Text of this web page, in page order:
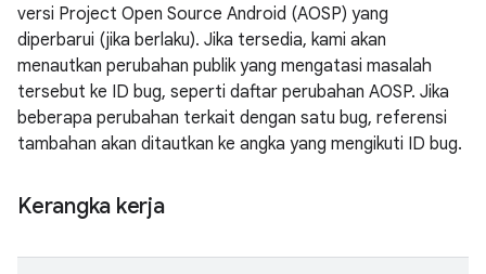
versi Project Open Source Android (AOSP) yang
diperbarui (jika berlaku). Jika tersedia, kami akan
menautkan perubahan publik yang mengatasi masalah
tersebut ke ID bug, seperti daftar perubahan AOSP. Jika
beberapa perubahan terkait dengan satu bug, referensi
tambahan akan ditautkan ke angka yang mengikuti ID bug.
Kerangka kerja